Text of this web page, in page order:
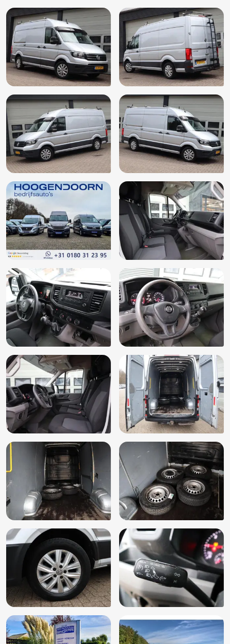
Regensensor
Start/stop systeem
Trekhaak
Tussenschot volledig
Verwarmbare ruitensproeiers vóór (9T1)
Verwarmbare voorruit (4GX)
Verwarmde voorruit
Warmtewerend glas